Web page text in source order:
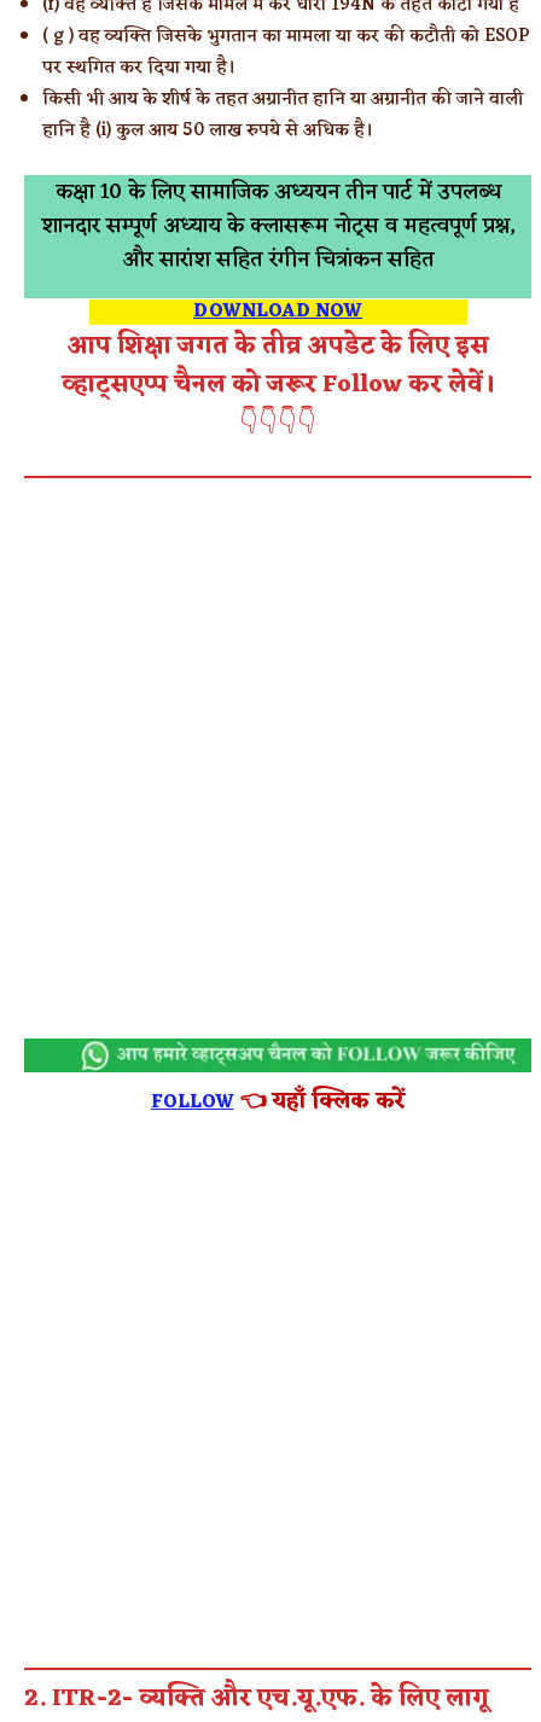
( g ) वह व्यक्ति जिसके भुगतान का मामला या कर की कटौती को ESOP
पर स्थगित कर दिया गया है।
किसी भी आय के शीर्ष के तहत अग्रानीत हानि या अग्रानीत की जाने वाली
हानि है (i) कुल आय 50 लाख रुपये से अधिक है।
कक्षा 10 के लिए सामाजिक अध्ययन तीन पार्ट में उपलब्ध
शानदार सम्पूर्ण अध्याय के क्लासरूम नोट्स व महत्वपूर्ण प्रश्न,
और सारांश सहित रंगीन चित्रांकन सहित
DOWNLOAD NOW
आप शिक्षा जगत के तीव्र अपडेट के लिए इस
व्हाट्सएप्प चैनल को जरूर Follow कर लेवें।
👇👇👇👇
FOLLOW 👈 यहाँ क्लिक करें
2. ITR-2- व्यक्ति और एच.यू.एफ. के लिए लागू